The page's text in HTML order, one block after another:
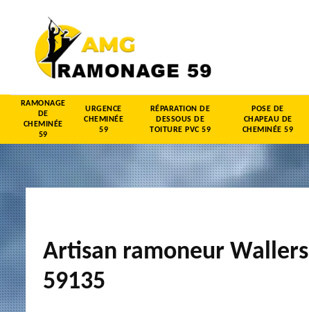
RAMONAGE
DE
CHEMINÉE
59
URGENCE
CHEMINÉE
59
RÉPARATION DE
DESSOUS DE
TOITURE PVC 59
POSE DE
CHAPEAU DE
CHEMINÉE 59
Artisan ramoneur Wallers
59135